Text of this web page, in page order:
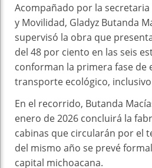
Acompañado por la
y Movilidad, Gladyz Butanda
supervisó la obra que
del 48 por ciento en las seis
conforman la primera fase de
transporte ecológico,
En el recorrido, Butanda
enero de 2026 concluirá la
cabinas que circularán por el
del mismo año se prevé
capital michoacana.